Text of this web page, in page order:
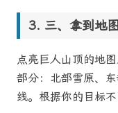
三、拿到地
点亮巨人山顶的地
部分：北部雪原、
线。根据你的目标